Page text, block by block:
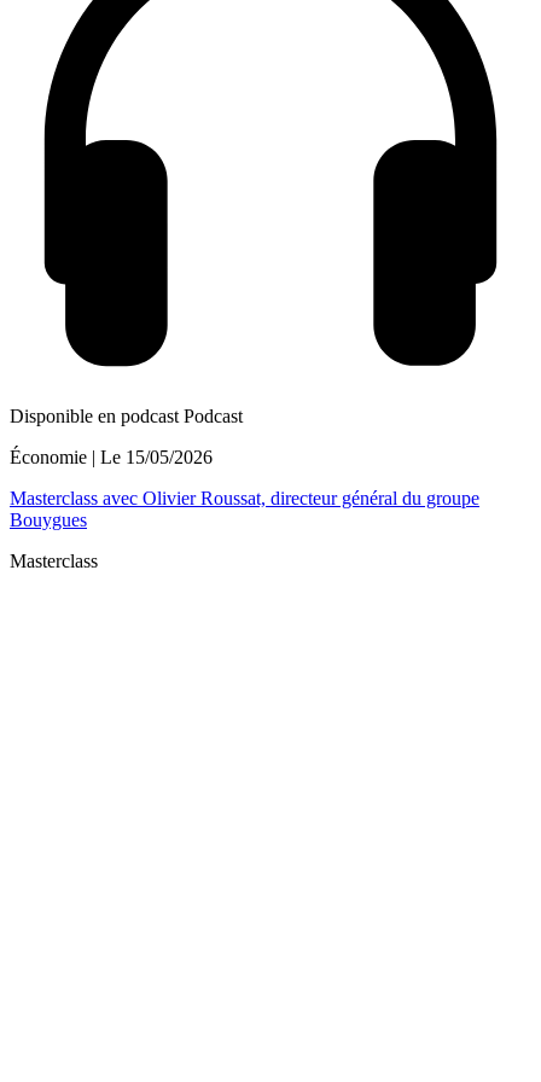
Disponible en podcast Podcast
Économie | Le 15/05/2026
Masterclass avec Olivier Roussat, directeur général du groupe
Bouygues
Masterclass